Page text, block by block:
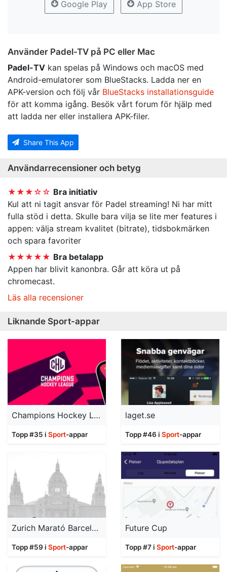
Google Play App Store
Använder Padel-TV på PC eller Mac
Padel-TV kan spelas på Windows och macOS med
Android-emulatorer som BlueStacks. Ladda ner en
APK-version och följ vår BlueStacks installationsguide
för att komma igång. Besök vårt forum för hjälp med
att ladda ner eller installera APK-filer.
Share This App
Användarrecensioner och betyg
★★★☆☆ Bra initiativ
Kul att ni tagit ansvar för Padel streaming! Ni har mitt
fulla stöd i detta. Skulle bara vilja se lite mer features i
appen: välja stream kvalitet (bitrate), tidsbokmärken
och spara favoriter
★★★★★ Bra betalapp
Appen har blivit kanonbra. Går att köra ut på
chromecast.
Läs alla recensioner
Liknande Sport-appar
Champions Hockey League
Topp #35 i Sport-appar
laget.se
Topp #46 i Sport-appar
Zurich Marató Barcelona 2024
Topp #59 i Sport-appar
Future Cup
Topp #7 i Sport-appar